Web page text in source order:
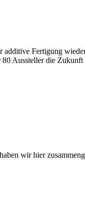
Fertigung
Aussteller die
wir hier